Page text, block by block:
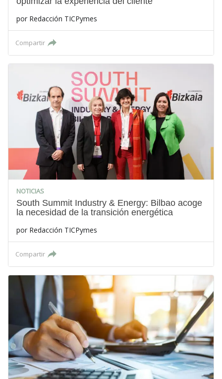
por Redacción TICPymes
Compartir
NOTICIAS
South Summit Industry & Energy: Bilbao acoge
la necesidad de la transición energética
por Redacción TICPymes
Compartir